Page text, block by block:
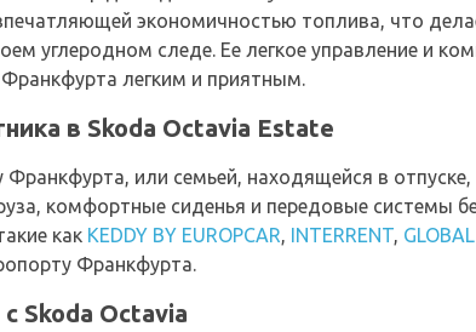
экономичностью топлива, что
углеродном следе. Ее легкое управление и
легким и приятным.
в Skoda Octavia Estate
или семьей, находящейся в
комфортные сиденья и передовые системы
как KEDDY BY EUROPCAR, INTERRENT,
Франкфурта.
Skoda Octavia